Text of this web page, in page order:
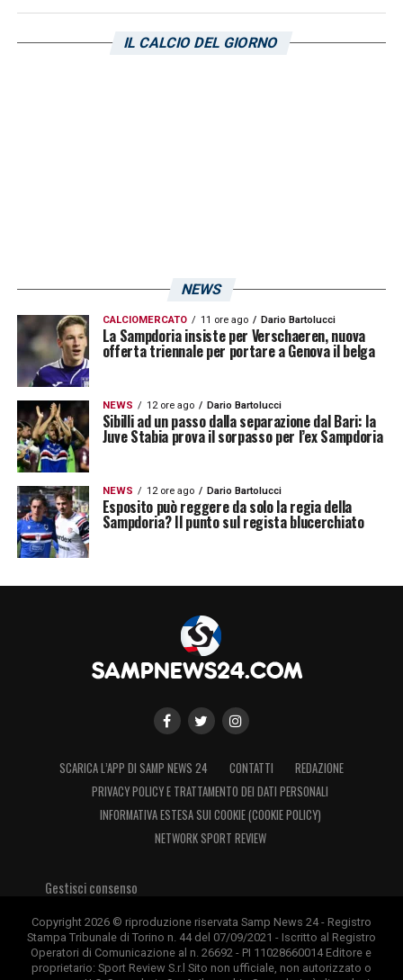
IL CALCIO DEL GIORNO
NEWS
CALCIOMERCATO 11 ore ago Dario Bartolucci
La Sampdoria insiste per Verschaeren, nuova
offerta triennale per portare a Genova il belga
NEWS 12 ore ago Dario Bartolucci
Sibilli ad un passo dalla separazione dal Bari: la
Juve Stabia prova il sorpasso per l’ex Sampdoria
NEWS 12 ore ago Dario Bartolucci
Esposito può reggere da solo la regia della
Sampdoria? Il punto sul regista blucerchiato
SCARICA L’APP DI SAMP NEWS 24 CONTATTI
REDAZIONE
PRIVACY POLICY E TRATTAMENTO DEI DATI PERSONALI
INFORMATIVA ESTESA SUI COOKIE (COOKIE POLICY)
NETWORK SPORT REVIEW
Gestisci consenso
Copyright 2026 © riproduzione riservata Samp News 24 - Registro
Stampa Tribunale di Torino n. 44 del 07/09/2021 - Iscritto al Registro
Operatori di Comunicazione al n. 26692 - PI 11028660014 Editore e
proprietario: Sport Review S.r.l Sito non ufficiale, non autorizzato o